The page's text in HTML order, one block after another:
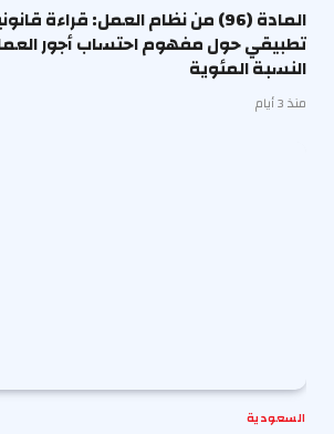
المادة (96) من نظام العمل: قراءة
تطبيقي حول مفهوم احتساب أجور
النسبة المئوية
منذ 3 أيام
السعودية